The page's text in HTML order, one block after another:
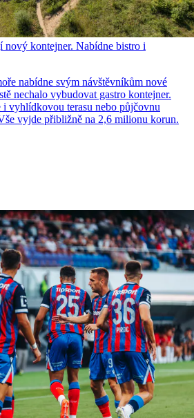
kontejner. Nabídne bistro i
nabídne svým návštěvníkům nové
nechalo vybudovat gastro kontejner.
i vyhlídkovou terasu nebo půjčovnu
vyjde přibližně na 2,6 milionu korun.